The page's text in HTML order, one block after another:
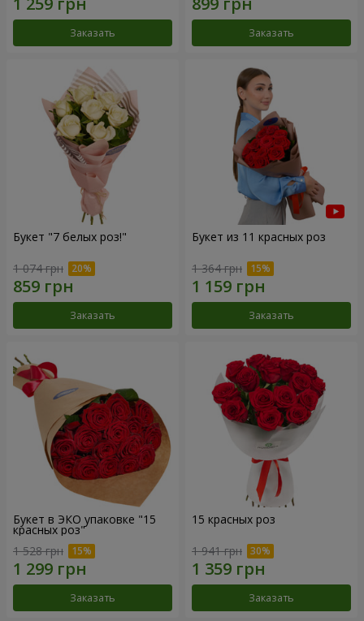
Заказать Заказать
Букет "7 белых роз!"
1 074 грн
Заказать
Букет из 11 красных роз
1 364 грн
Заказать
Букет в ЭКО упаковке "15
красных роз"
1 528 грн
Заказать
15 красных роз
1 941 грн
Заказать